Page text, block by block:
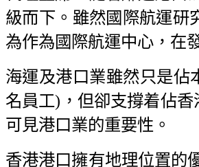
級而下。雖然國際航運研
為作為國際航運中心，在
海運及港口業雖然只是佔
名員工)，但卻支撐着佔
可見港口業的重要性。
香港港口擁有地理位置的